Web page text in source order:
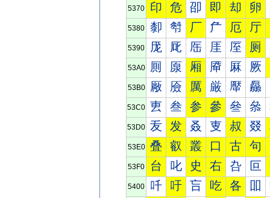
5370 印 危 卲 即 却 卵
5380 厀 厁 厂 厃 厄 厅
5390 厐 厑 厒 厓 厔 厕
53A0 厠 厡 厢 厣 厤 厥
53B0 厰 厱 厲 厳 厴 厵
53C0 叀 叁 参 參 叄 叅
53D0 叐 发 叒 叓 叔 叕
53E0 叠 叡 叢 口 古 句
53F0 台 叱 史 右 叴 叵
5400 吀 吁 吂 吃 各 吅